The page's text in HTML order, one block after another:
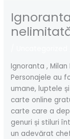
Ignoranta , Milan
Personajele au
umane, luptele
carte online
carte care a
genuri și stiluri
un adevărat